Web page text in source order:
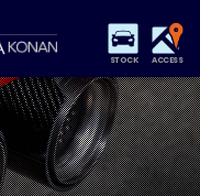
STOCK ACCESS
パーツリスト
アクセスマップ
注文販売